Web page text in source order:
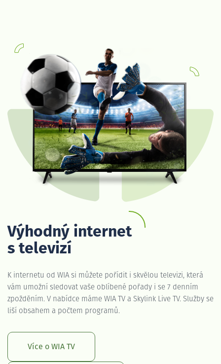
Výhodný internet
s televizí
K internetu od WIA si můžete pořídit i skvělou televizi, která
vám umožní sledovat vaše oblíbené pořady i se 7 denním
zpožděním. V nabídce máme WIA TV a Skylink Live TV. Služby se
liší obsahem a počtem programů.
Více o WIA TV